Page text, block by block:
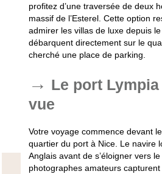
profitez d’une traversée de deux
massif de l’Esterel. Cette option
admirer les villas de luxe depuis
débarquent directement sur le
cherché une place de parking.
Le port
vue
Votre voyage commence devant
quartier du port à Nice. Le navire
Anglais avant de s’éloigner vers
photographes amateurs